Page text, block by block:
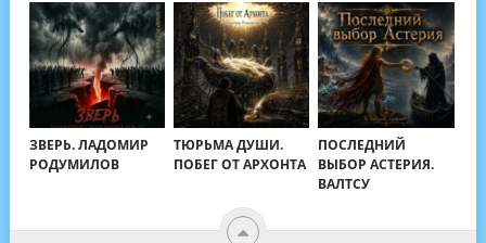
ЗВЕРЬ. ЛАДОМИР
РОДУМИЛОВ
ТЮРЬМА ДУШИ.
ПОБЕГ ОТ АРХОНТА
ПОСЛЕДНИЙ
ВЫБОР АСТЕРИЯ.
ВАЛТСУ